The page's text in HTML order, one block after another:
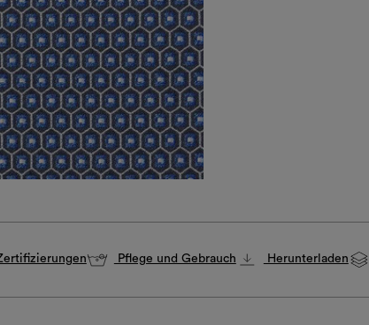
Pflege und Gebrauch Herunterladen